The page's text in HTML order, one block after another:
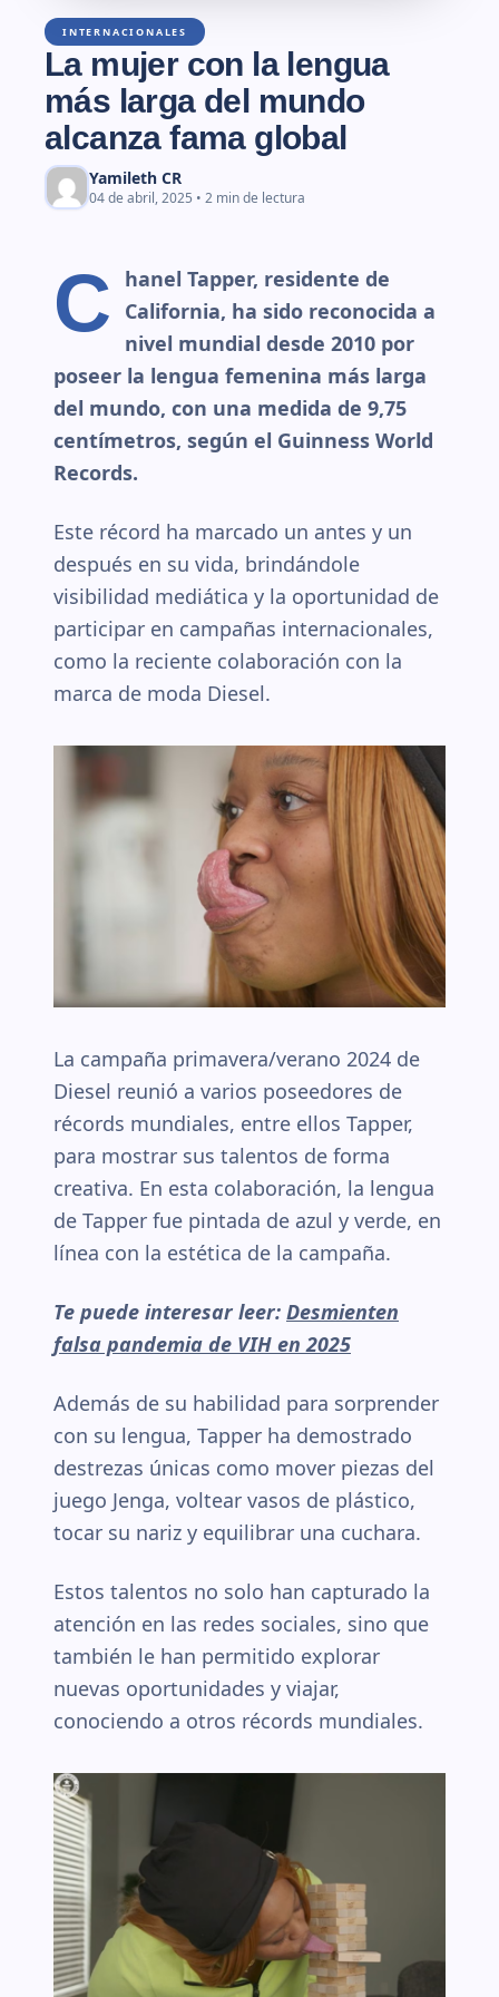
INTERNACIONALES
La mujer con la lengua
más larga del mundo
alcanza fama global
Yamileth CR
04 de abril, 2025 • 2 min de lectura
C
hanel Tapper, residente de
California, ha sido reconocida a
nivel mundial desde 2010 por
poseer la lengua femenina más larga
del mundo, con una medida de 9,75
centímetros, según el Guinness World
Records.
Este récord ha marcado un antes y un
después en su vida, brindándole
visibilidad mediática y la oportunidad de
participar en campañas internacionales,
como la reciente colaboración con la
marca de moda Diesel.
La campaña primavera/verano 2024 de
Diesel reunió a varios poseedores de
récords mundiales, entre ellos Tapper,
para mostrar sus talentos de forma
creativa. En esta colaboración, la lengua
de Tapper fue pintada de azul y verde, en
línea con la estética de la campaña.
Te puede interesar leer: Desmienten
falsa pandemia de VIH en 2025
Además de su habilidad para sorprender
con su lengua, Tapper ha demostrado
destrezas únicas como mover piezas del
juego Jenga, voltear vasos de plástico,
tocar su nariz y equilibrar una cuchara.
Estos talentos no solo han capturado la
atención en las redes sociales, sino que
también le han permitido explorar
nuevas oportunidades y viajar,
conociendo a otros récords mundiales.